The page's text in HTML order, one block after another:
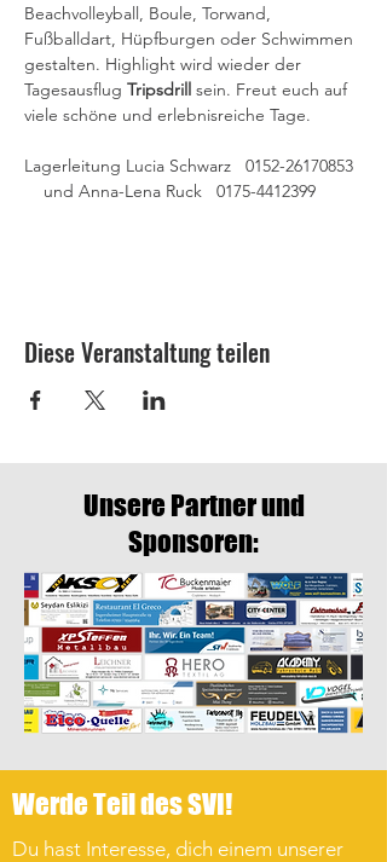
Beachvolleyball, Boule, Torwand,
Fußballdart, Hüpfburgen oder Schwimmen
gestalten. Highlight wird wieder der
Tagesausflug Tripsdrill sein. Freut euch auf
viele schöne und erlebnisreiche Tage.
Lagerleitung Lucia Schwarz   0152-26170853
und Anna-Lena Ruck   0175-4412399​​​
Diese Veranstaltung teilen
Unsere Partner und
Sponsoren:
Werde Teil des SVI!
Du hast Interesse, dich einem unserer